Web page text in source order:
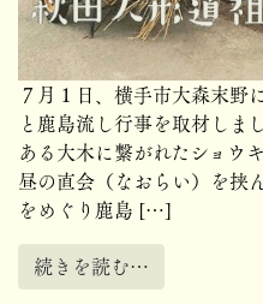
７月１日、横手市大森末野
と鹿島流し行事を取材しま
ある大木に繋がれたショウ
昼の直会（なおらい）を挟
をめぐり鹿島 […]
続きを読む…